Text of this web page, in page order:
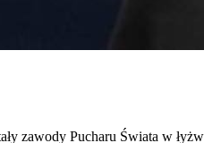
zawody Pucharu Świata w